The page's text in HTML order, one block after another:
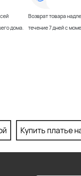
дома.
Возврат товара
течение 7 дней с
Купить платье